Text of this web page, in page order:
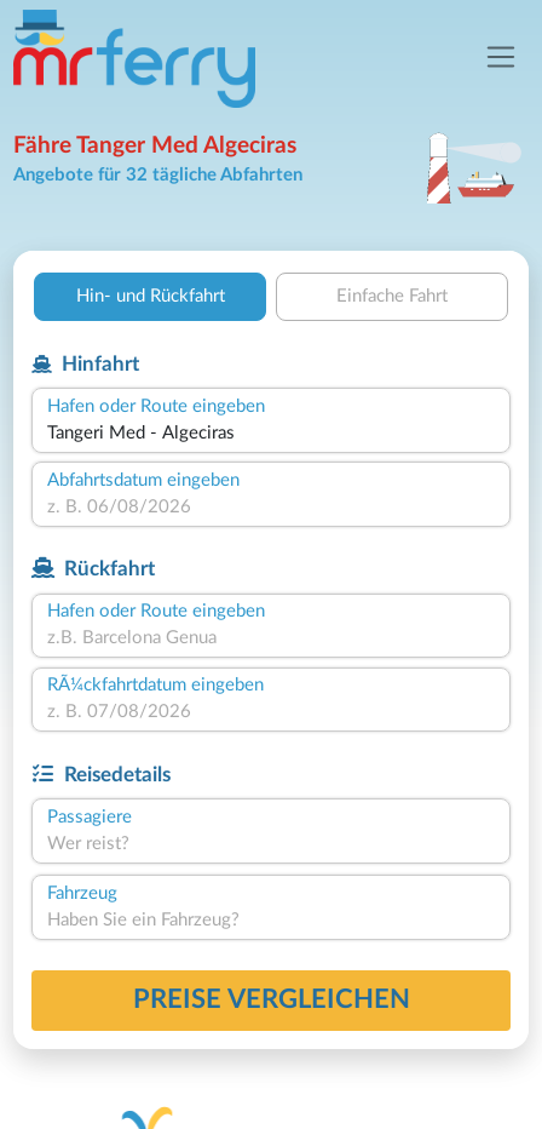
Fähre Tanger Med Algeciras
Angebote für 32 tägliche Abfahrten
Hin- und Rückfahrt Einfache Fahrt
Hinfahrt
Hafen oder Route eingeben
Abfahrtsdatum eingeben
Rückfahrt
Hafen oder Route eingeben
RÃ¼ckfahrtdatum eingeben
Reisedetails
Passagiere
Wer reist?
Fahrzeug
Haben Sie ein Fahrzeug?
PREISE VERGLEICHEN